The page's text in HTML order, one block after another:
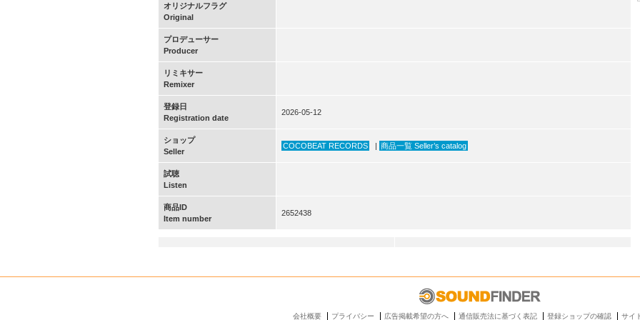
オリジナルフラグ
Original
プロデューサー
Producer
リミキサー
Remixer
登録日
Registration date
2026-05-12
ショップ
Seller
COCOBEAT RECORDS | 商品一覧 Seller’s catalog
試聴
Listen
商品ID
Item number
2652438
会社概要 プライバシー 広告掲載希望の方へ 通信販売法に基づく表記 登録ショップの確認 サイ